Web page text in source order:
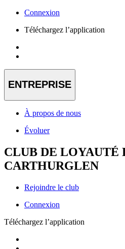
Connexion
Téléchargez l’application
ENTREPRISE
À propos de nous
Évoluer
CLUB DE LOYAUTÉ
CARTHURGLEN
Rejoindre le club
Connexion
Téléchargez l’application